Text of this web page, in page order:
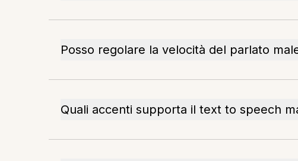
Posso regolare la velocità del parlato
Quali accenti supporta il text to speech